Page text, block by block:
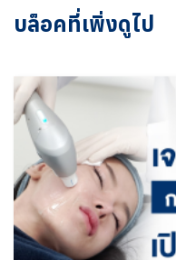
บล็อคที่เพิ่งดูไป